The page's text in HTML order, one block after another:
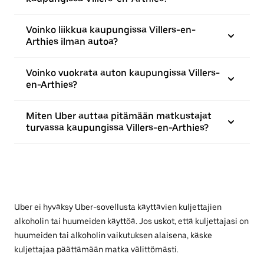
Voinko liikkua kaupungissa Villers-en-
Arthies ilman autoa?
Voinko vuokrata auton kaupungissa Villers-
en-Arthies?
Miten Uber auttaa pitämään matkustajat
turvassa kaupungissa Villers-en-Arthies?
Uber ei hyväksy Uber-sovellusta käyttävien kuljettajien
alkoholin tai huumeiden käyttöä. Jos uskot, että kuljettajasi on
huumeiden tai alkoholin vaikutuksen alaisena, käske
kuljettajaa päättämään matka välittömästi.